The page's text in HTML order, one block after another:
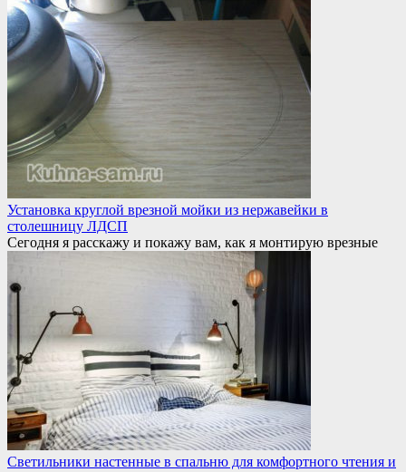
Установка круглой врезной мойки из нержавейки в
столешницу ЛДСП
Сегодня я расскажу и покажу вам, как я монтирую врезные
Светильники настенные в спальню для комфортного чтения и